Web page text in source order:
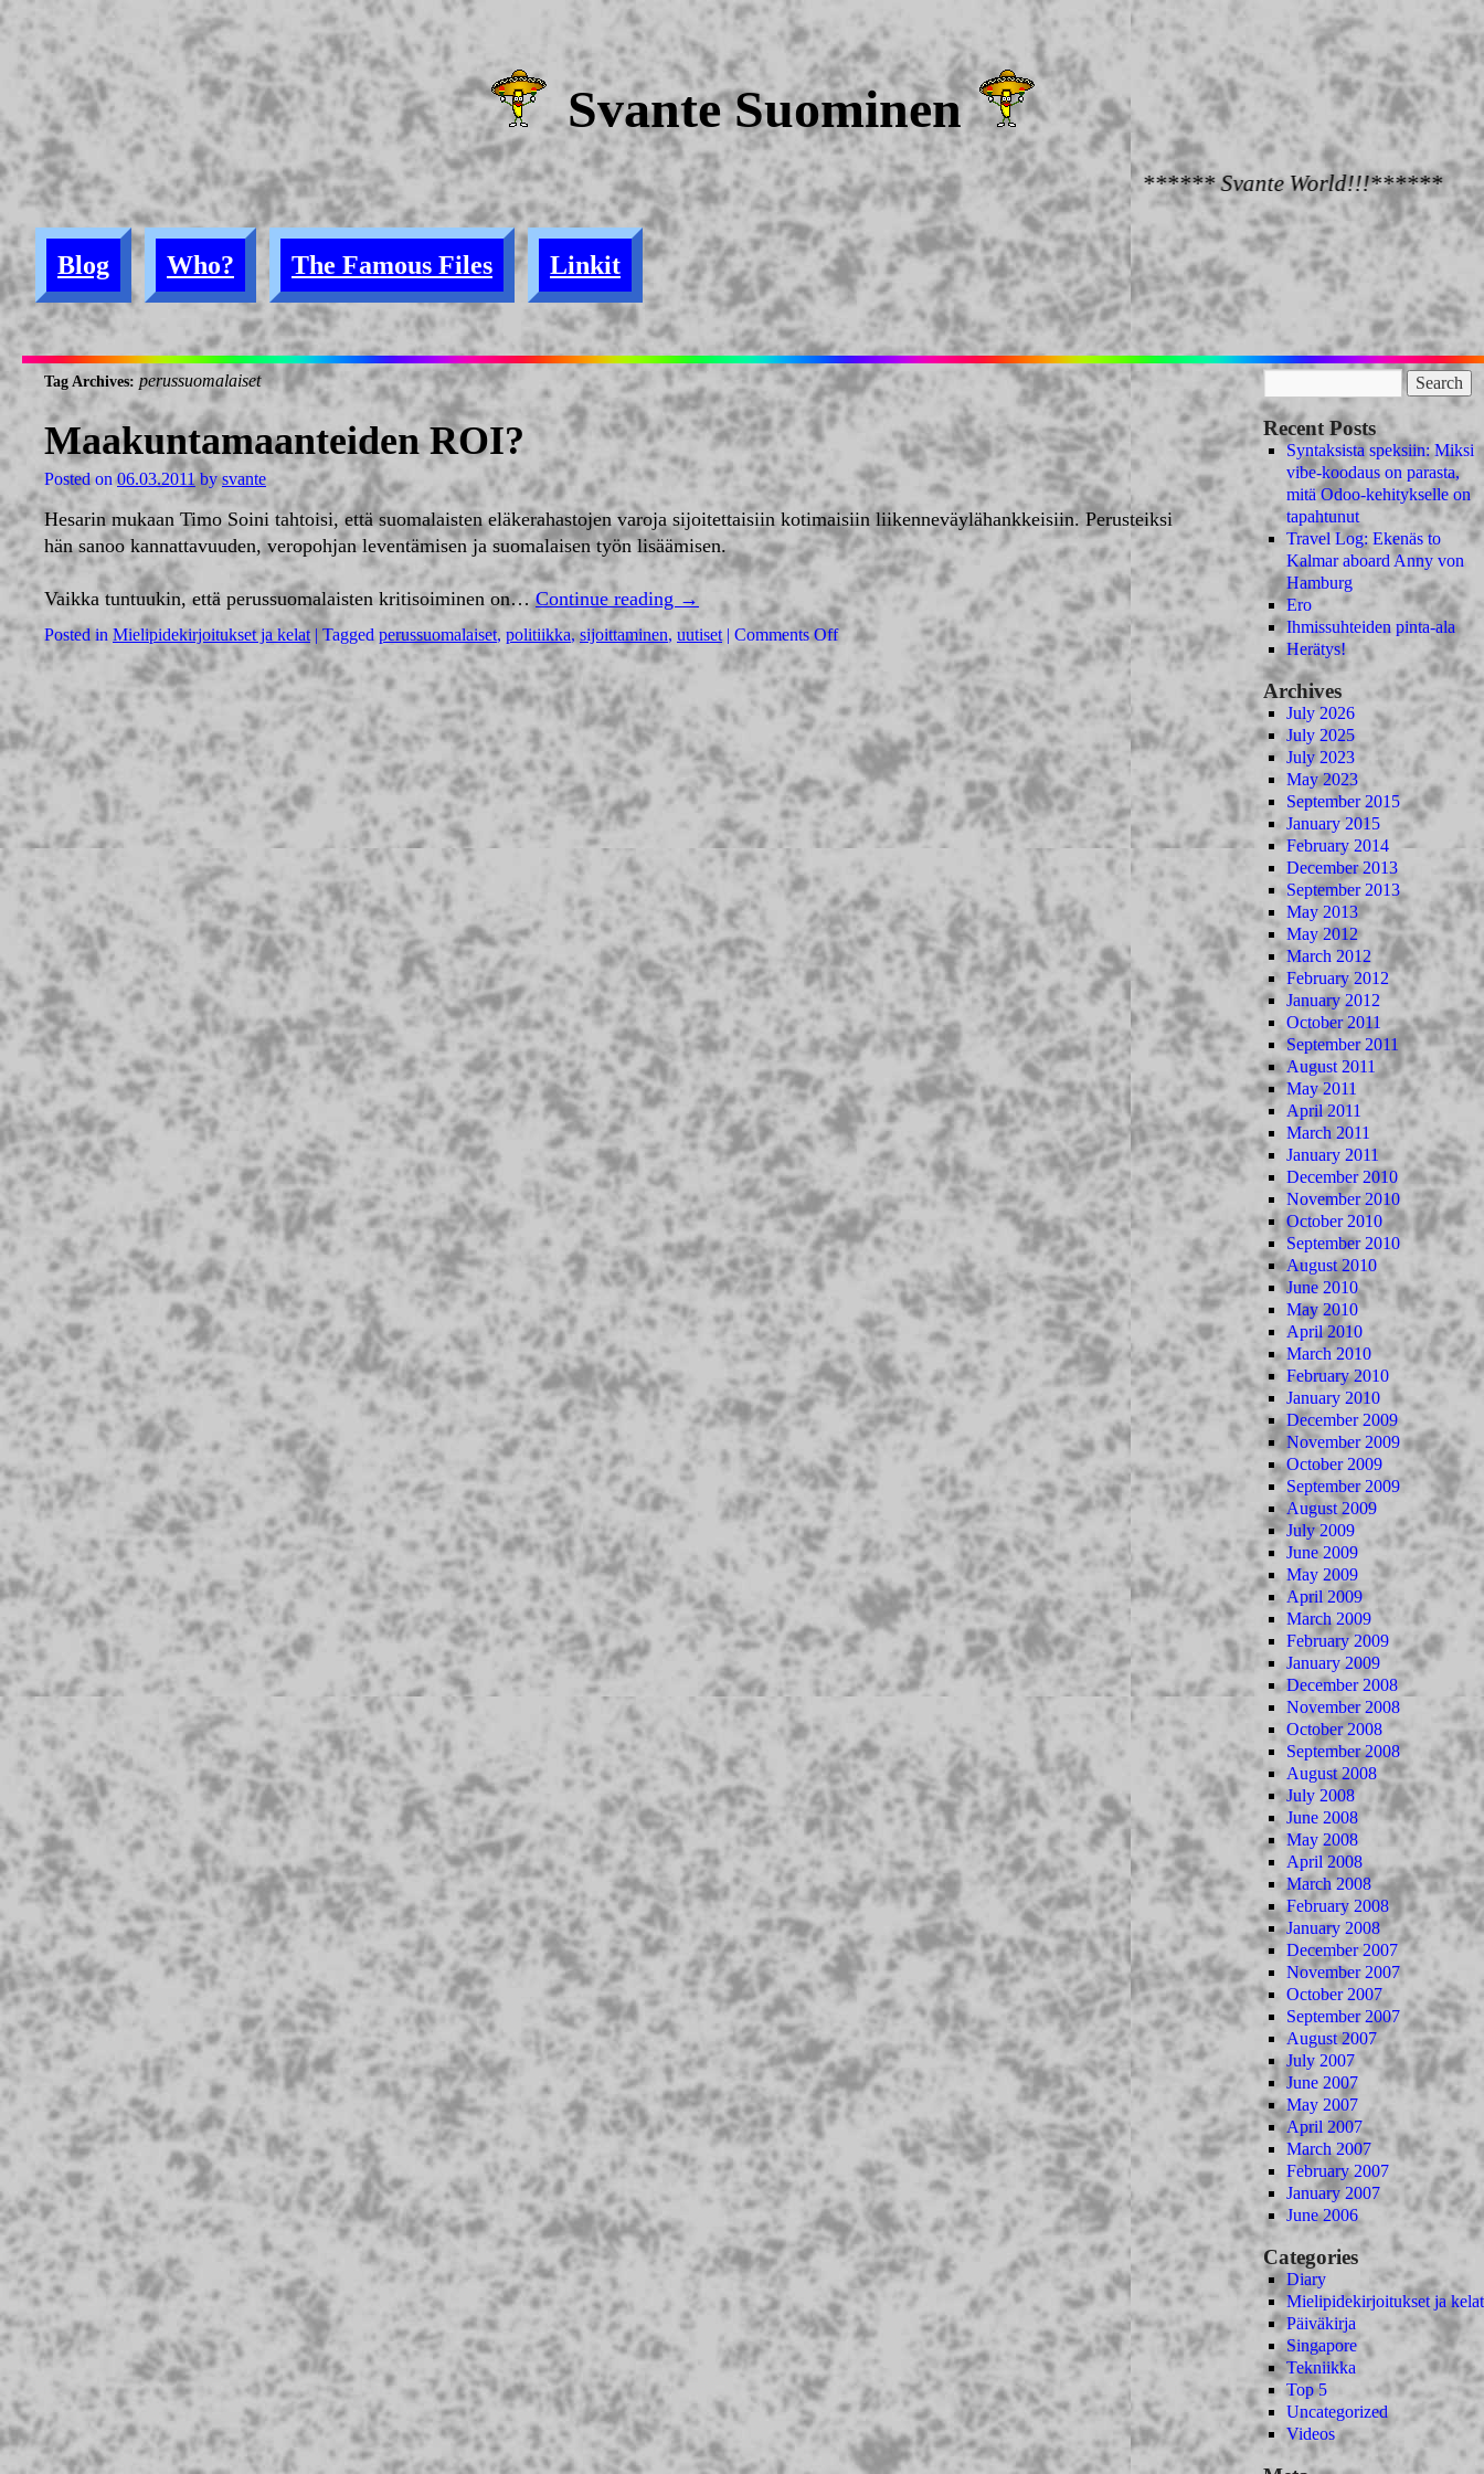
Svante Suominen
****** Svante World!!!******
Blog Who? The Famous Files Linkit
Tag Archives: perussuomalaiset
Maakuntamaanteiden ROI?
Posted on 06.03.2011 by svante
Hesarin mukaan Timo Soini tahtoisi, että suomalaisten eläkerahastojen varoja sijoitettaisiin kotimaisiin liikenneväylähankkeisiin. Perusteiksi
hän sanoo kannattavuuden, veropohjan leventämisen ja suomalaisen työn lisäämisen.
Vaikka tuntuukin, että perussuomalaisten kritisoiminen on…Continue reading →
Posted in Mielipidekirjoitukset ja kelat | Tagged perussuomalaiset, politiikka,sijoittaminen, uutiset | Comments Off
Recent Posts
Syntaksista speksiin: Miksi
vibe-koodaus on parasta,
mitä Odoo-kehitykselle on
tapahtunut
Travel Log: Ekenäs to
Kalmar aboard Anny von
Hamburg
Ero
Ihmissuhteiden pinta-ala
Herätys!
Archives
July 2026
July 2025
July 2023
May 2023
September 2015
January 2015
February 2014
December 2013
September 2013
May 2013
May 2012
March 2012
February 2012
January 2012
October 2011
September 2011
August 2011
May 2011
April 2011
March 2011
January 2011
December 2010
November 2010
October 2010
September 2010
August 2010
June 2010
May 2010
April 2010
March 2010
February 2010
January 2010
December 2009
November 2009
October 2009
September 2009
August 2009
July 2009
June 2009
May 2009
April 2009
March 2009
February 2009
January 2009
December 2008
November 2008
October 2008
September 2008
August 2008
July 2008
June 2008
May 2008
April 2008
March 2008
February 2008
January 2008
December 2007
November 2007
October 2007
September 2007
August 2007
July 2007
June 2007
May 2007
April 2007
March 2007
February 2007
January 2007
June 2006
Categories
Diary
Mielipidekirjoitukset ja kelat
Päiväkirja
Singapore
Tekniikka
Top 5
Uncategorized
Videos